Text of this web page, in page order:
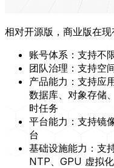
相对开源版，商业版在
账号体系：支持不
团队治理：支持空
产品能力：支持应
数据库、对象存储
时任务
平台能力：支持镜
台
基础设施能力：支
NTP、GPU 虚拟化